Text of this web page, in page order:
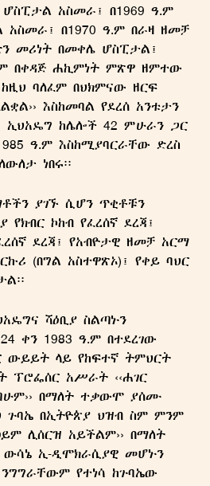
አስመራ፤ በ1969 ዓ.ም
አስመራ፤ በ1970 ዓ.ም በራዛ ዘመቻ
መሪነት በመቀሌ ሆስፒታል፤
በቀዳጅ ሐኪምነት ምጽዋ ዘምተው
ባለፈም በህክምናው ዘርፍ
እስከመባል የደረሰ አንቱታን
ኢህአዴግ ከሌሎች 42 ምሁራን ጋር
ዓ.ም እስከሚያባርራቸው ድረስ
ነበሩ፡፡
ያገኙ ሲሆን ጥቂቶቹን
የክብር ኮከብ የፈረሰኛ ደረጃ፤
ደረጃ፤ የአብዮታዊ ዘመቻ አርማ
(በግል አስተዋጽኦ)፤ የቀይ ባህር
ሻዕቢያ ስልጣኑን
ቀን 1983 ዓ.ም በተደረገው
ውይይት ላይ የከፍተኛ ትምህርት
ፕሮፌሰር አሥራት ‹‹ሐገር
በማለት ተቃውሞ ያሰሙ
ጉባኤ በኢትዮጵያ ህዝብ ስም ምንም
ሊሰርዝ አይችልም›› በማለት
ውሳኔ ኢ-ዲሞክራሲያዊ መሆኑን
ንግግራቸውም የተነሳ ከጉባኤው